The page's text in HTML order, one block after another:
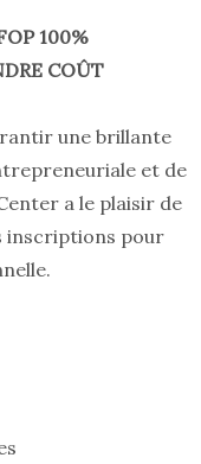
100%
COÛT
une brillante
et de
a le plaisir de
inscriptions pour